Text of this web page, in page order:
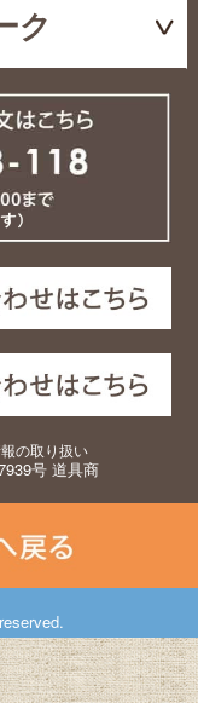
ク
の取り扱い
号 道具商